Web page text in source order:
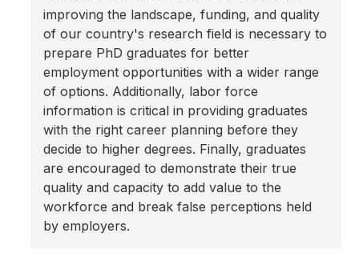
improving the landscape, funding, and quality
of our country's research field is necessary to
prepare PhD graduates for better
employment opportunities with a wider range
of options. Additionally, labor force
information is critical in providing graduates
with the right career planning before they
decide to higher degrees. Finally, graduates
are encouraged to demonstrate their true
quality and capacity to add value to the
workforce and break false perceptions held
by employers.